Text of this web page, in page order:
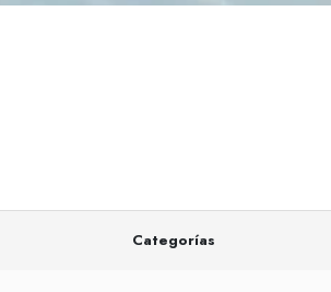
Categorías